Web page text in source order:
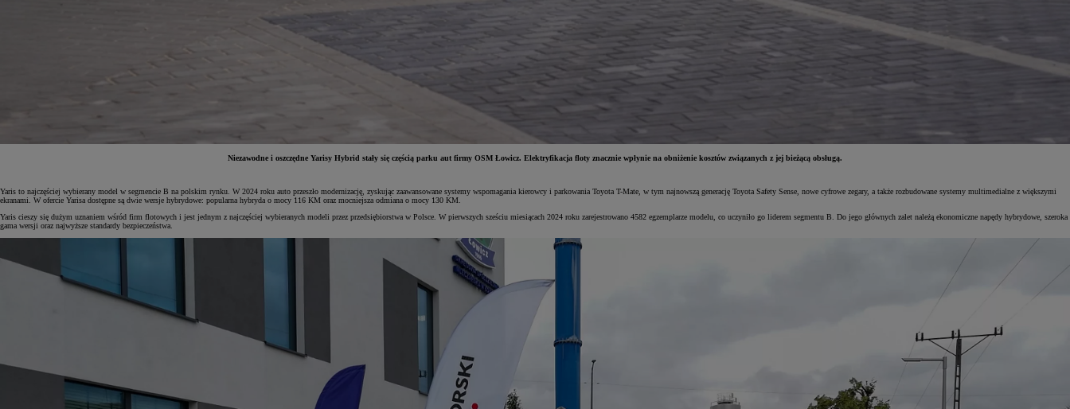
Od81 900 zł
Yaris Cross
HYBRID
Niezawodne i oszczędne Yarisy Hybrid stały się częścią parku aut firmy OSM Łowicz. Elektryfikacja floty znacznie wpłynie na obniżenie kosztów związanych z jej bieżącą obsługą.
Yaris to najczęściej wybierany model w segmencie B na polskim rynku. W 2024 roku auto przeszło modernizację, zyskując zaawansowane systemy wspomagania kierowcy i parkowania Toyota T-Mate, w tym najnowszą generację Toyota Safety Sense, nowe cyfrowe zegary, a także rozbudowane systemy multimedialne z większymi
ekranami. W ofercie Yarisa dostępne są dwie wersje hybrydowe: popularna hybryda o mocy 116 KM oraz mocniejsza odmiana o mocy 130 KM.
Yaris cieszy się dużym uznaniem wśród firm flotowych i jest jednym z najczęściej wybieranych modeli przez przedsiębiorstwa w Polsce. W pierwszych sześciu miesiącach 2024 roku zarejestrowano 4582 egzemplarze modelu, co uczyniło go liderem segmentu B. Do jego głównych zalet należą ekonomiczne napędy hybrydowe, szeroka
gama wersji oraz najwyższe standardy bezpieczeństwa.